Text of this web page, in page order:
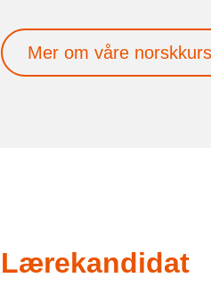
Mer om våre norskkurs
Lærekandidat